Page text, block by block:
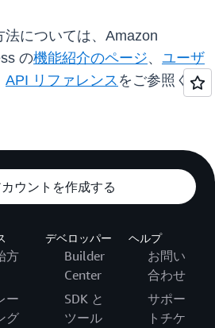
については、Amazon
の機能紹介のページ、 ユーザ
API リファレンス をご参照くだ
ウントを作成する
方
ー
グ
デベロッパー
Builder
Center
SDK と
ツール
ヘルプ
お問い
合わせ
サポー
トチケ